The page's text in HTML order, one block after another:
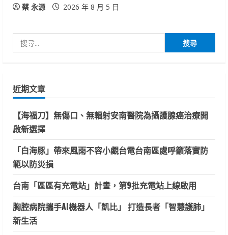
蔡 永源 2026 年 8 月 5 日
尋
字:
近期文章
【海福刀】無傷口、無輻射安南醫院為攝護腺癌治療開
啟新選擇
「白海豚」帶來風雨不容小覷台電台南區處呼籲落實防
範以防災損
台南「區區有充電站」計畫，第9批充電站上線啟用
胸腔病院攜手AI機器人「凱比」 打造長者「智慧護肺」
新生活